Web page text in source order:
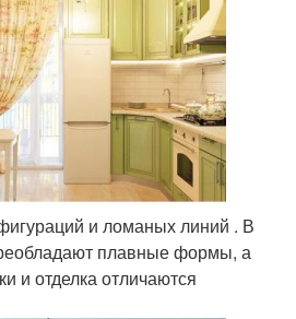
и ломаных линий . В
плавные формы, а
и отделка отличаются